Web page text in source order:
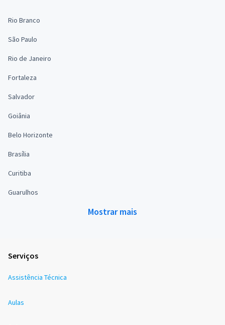
Rio Branco
São Paulo
Rio de Janeiro
Fortaleza
Salvador
Goiânia
Belo Horizonte
Brasília
Curitiba
Guarulhos
Mostrar mais
Serviços
Assistência Técnica
Aulas